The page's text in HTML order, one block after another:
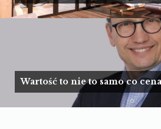
Wartość to nie to samo co cena